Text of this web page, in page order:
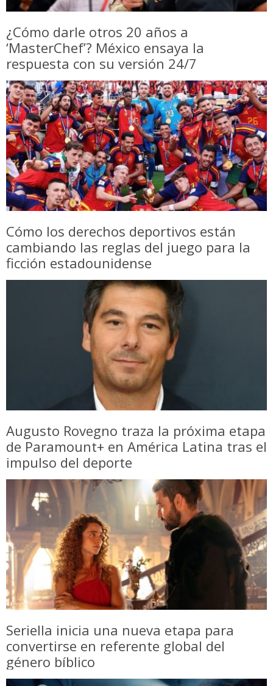
¿Cómo darle otros 20 años a
‘MasterChef’? México ensaya la
respuesta con su versión 24/7
Cómo los derechos deportivos están
cambiando las reglas del juego para la
ficción estadounidense
Augusto Rovegno traza la próxima etapa
de Paramount+ en América Latina tras el
impulso del deporte
Seriella inicia una nueva etapa para
convertirse en referente global del
género bíblico